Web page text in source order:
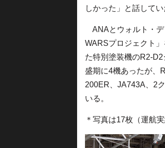
しかった」と話してい
ANAとウォルト・デ
WARSプロジェクト
た特別塗装機のR2-
盛期に4機あったが、
200ER、JA743A、2
いる。
＊写真は17枚（運航